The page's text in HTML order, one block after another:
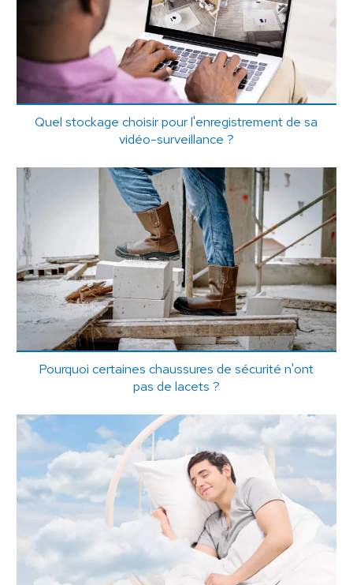
Quel stockage choisir pour l'enregistrement de sa
vidéo-surveillance ?
Pourquoi certaines chaussures de sécurité n'ont
pas de lacets ?